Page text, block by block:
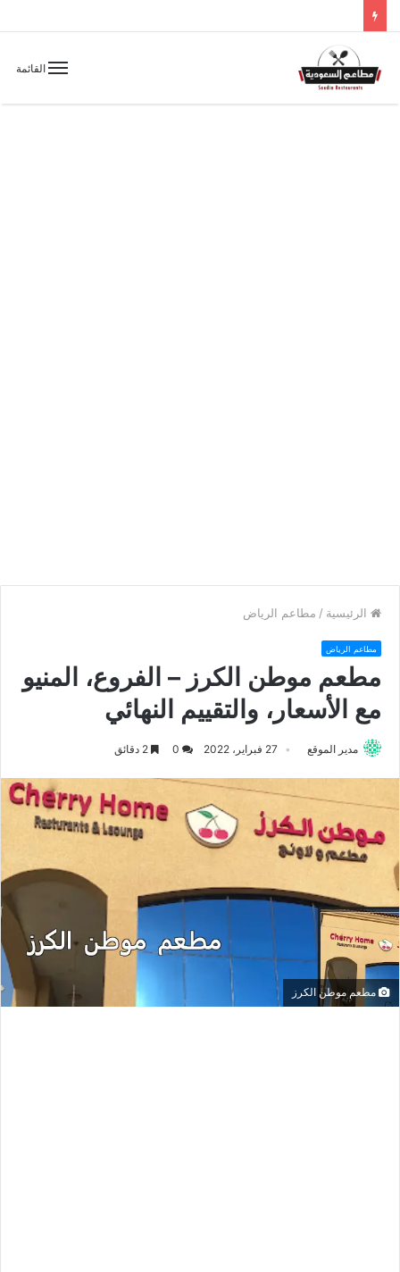
القائمة
الرئيسية / مطاعم الرياض
مطاعم الرياض
مطعم موطن الكرز – الفروع، المنيو
مع الأسعار، والتقييم النهائي
مدير الموقع 27 فبراير، 2022
مطعم موطن الكرز